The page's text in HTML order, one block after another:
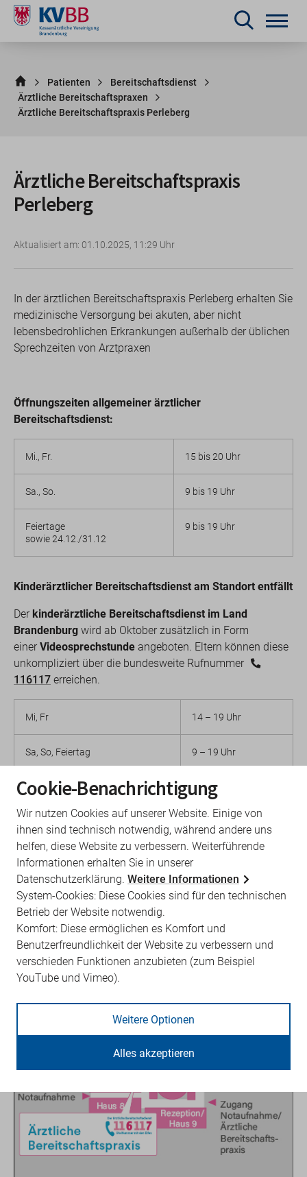
Patienten
Bereitschaftsdienst
Ärztliche Bereitschaftspraxen
Ärztliche Bereitschaftspraxis Perleberg
Ärztliche Bereitschaftspraxis
Perleberg
Aktualisiert am: 01.10.2025, 11:29 Uhr
In der ärztlichen Bereitschaftspraxis Perleberg erhalten Sie
medizinische Versorgung bei akuten, aber nicht
lebensbedrohlichen Erkrankungen außerhalb der üblichen
Sprechzeiten von Arztpraxen
Öffnungszeiten allgemeiner ärztlicher
Bereitschaftsdienst:
Mi., Fr. 15 bis 20 Uhr
Sa., So. 9 bis 19 Uhr
Feiertage
sowie 24.12./31.12
9 bis 19 Uhr
Kinderärztlicher Bereitschaftsdienst am Standort entfällt
Der kinderärztliche Bereitschaftsdienst im Land
Brandenburg wird ab Oktober zusätzlich in Form
einer Videosprechstunde angeboten. Eltern können diese
unkompliziert über die bundesweite Rufnummer
116117 erreichen.
Mi, Fr 14 – 19 Uhr
Sa, So, Feiertag 9 – 19 Uhr
Für Familien, die eine persönliche Vorstellung außerhalb
der üblichen Sprechzeiten benötigen, gibt es ab
01.10.2025 in der ärztlichen Bereitschaftspraxis am
Universitätsklinikum in Neuruppin
kinderärztlichen Bereitschaftsdienst.
Cookie-Benachrichtigung
Wir nutzen Cookies auf unserer Website. Einige von
ihnen sind technisch notwendig, während andere uns
helfen, diese Website zu verbessern. Weiterführende
Informationen erhalten Sie in unserer
Datenschutzerklärung. Weitere Informationen
System-Cookies: Diese Cookies sind für den technischen
Betrieb der Website notwendig.
Komfort: Diese ermöglichen es Komfort und
Benutzerfreundlichkeit der Website zu verbessern und
verschieden Funktionen anzubieten (zum Beispiel
YouTube und Vimeo).
Weitere Optionen
Alles akzeptieren